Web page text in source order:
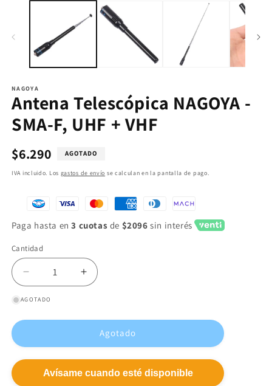
NAGOYA
Antena Telescópica NAGOYA -
SMA-F, UHF + VHF
Precio
$6.290 AGOTADO
IVA incluido. Los gastos de envío se calculan en la pantalla de pago.
Paga hasta en3 cuotas de $2096 sin interés
Cantidad
Reducir
cantidad
para
SMA-
Aumentar
cantidad
Telescópica
NAGOYA
F,
AGOTADO
Agotado
Avísame cuando esté disponible